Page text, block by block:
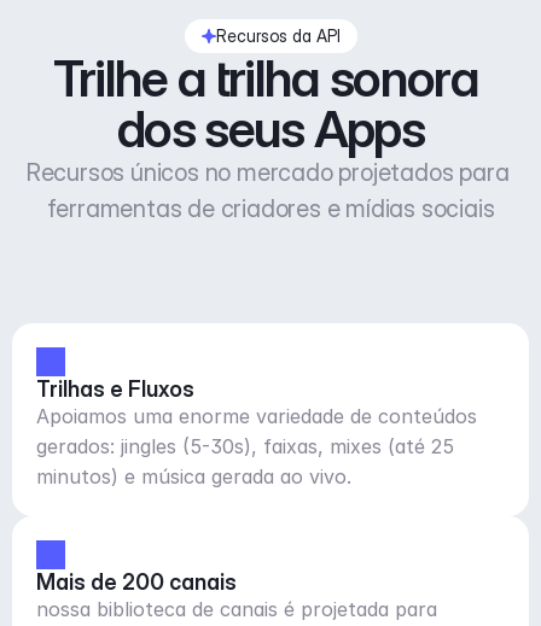
Recursos da API
Trilhe a trilha sonora
dos seus Apps
Recursos únicos no mercado projetados para
ferramentas de criadores e mídias sociais
Trilhas e Fluxos
Apoiamos uma enorme variedade de conteúdos
gerados: jingles (5-30s), faixas, mixes (até 25
minutos) e música gerada ao vivo.
Mais de 200 canais
nossa biblioteca de canais é projetada para